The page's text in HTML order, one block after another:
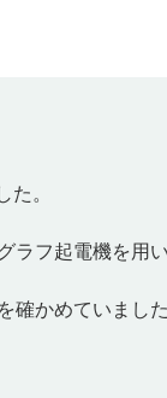
た。
フ起電機を用
かめていまし